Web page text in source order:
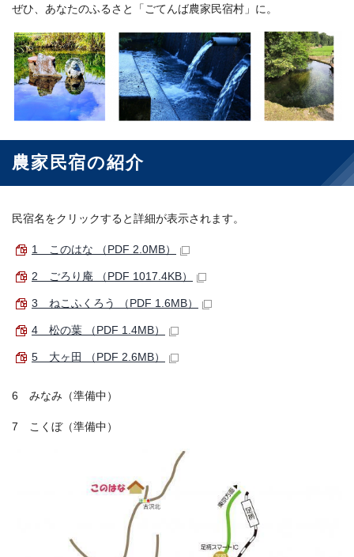
ぜひ、あなたのふるさと「ごてんば農家民宿村」に。
農家民宿の紹介
民宿名をクリックすると詳細が表示されます。
1 このはな （PDF 2.0MB）
2 ごろり庵 （PDF 1017.4KB）
3 ねこふくろう （PDF 1.6MB）
4 松の葉 （PDF 1.4MB）
5 大ヶ田 （PDF 2.6MB）
6 みなみ（準備中）
7 こくぼ（準備中）